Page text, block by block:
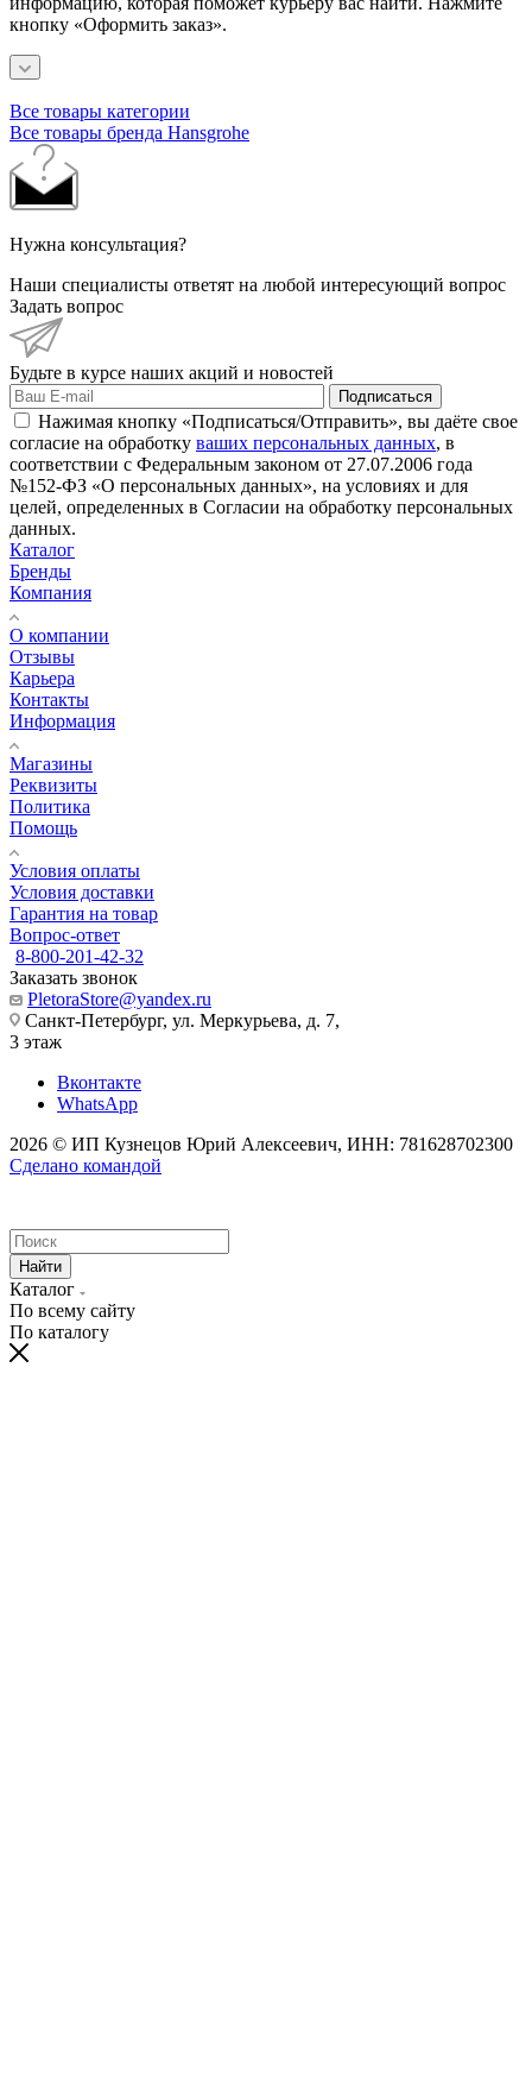
кнопку «Оформить заказ».
Все товары категории
Все товары бренда Hansgrohe
Нужна консультация?
Наши специалисты ответят на любой интересующий вопрос
Задать вопрос
Будьте в курсе наших акций и новостей
Подписаться
Нажимая кнопку «Подписаться/Отправить», вы даёте свое
согласие на обработку ваших персональных данных, в
соответствии с Федеральным законом от 27.07.2006 года
№152-ФЗ «О персональных данных», на условиях и для
целей, определенных в Согласии на обработку персональных
данных.
Каталог
Бренды
Компания
О компании
Отзывы
Карьера
Контакты
Информация
Магазины
Реквизиты
Политика
Помощь
Условия оплаты
Условия доставки
Гарантия на товар
Вопрос-ответ
8-800-201-42-32
Заказать звонок
PletoraStore@yandex.ru
Санкт-Петербург, ул. Меркурьева, д. 7,
3 этаж
Вконтакте
WhatsApp
2026 © ИП Кузнецов Юрий Алексеевич, ИНН: 781628702300
Сделано командой
Найти
Каталог
По всему сайту
По каталогу